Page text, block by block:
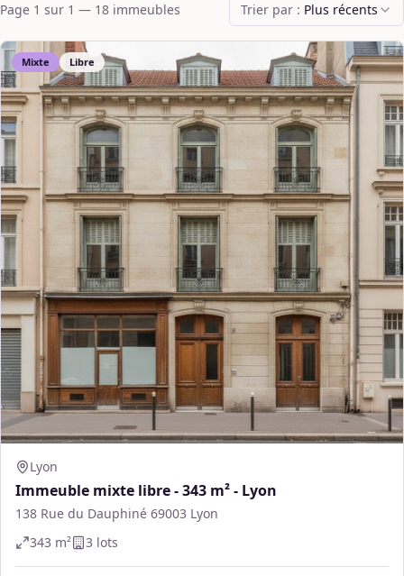
Page 1 sur 1 — 18 immeubles Trier par : Plus récents
Mixte Libre
Lyon
Immeuble mixte libre - 343 m² - Lyon
138 Rue du Dauphiné 69003 Lyon
343 m² 3 lots